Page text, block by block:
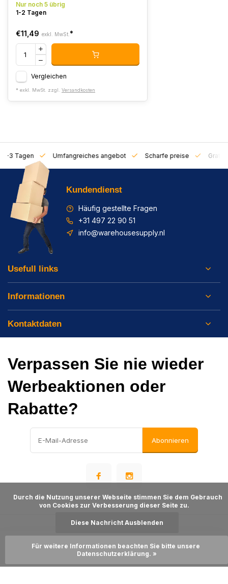
Zum Warenkorb hinzufügen
Nur noch 5 übrig
1-2 Tagen
€11,49 exkl. MwSt. *
Vergleichen
* exkl. MwSt. zzgl. Versandkosten
1-3 Tagen Umfangreiches angebot Scharfe preise Gratis
Kundendienst
Häufig gestellte Fragen
+31 497 22 90 51
info@warehousesupply.nl
Usefull links
Informationen
Kontaktdaten
Verpassen Sie nie wieder
Werbeaktionen oder
Rabatte?
Abonnieren
Sitemap
© Warehousesupply- Theme made byWebdinge
von Cookies zur Verbesserung dieser Seite zu.
Diese Nachricht Ausblenden
Für weitere Informationen beachten Sie bitte unsere
Datenschutzerklärung. »